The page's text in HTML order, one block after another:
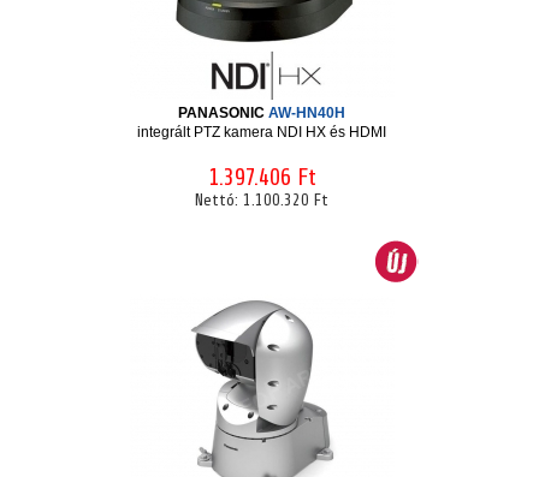
PANASONIC AW-HN40H
integrált PTZ kamera NDI HX és HDMI
1.397.406 Ft
Nettó: 1.100.320 Ft